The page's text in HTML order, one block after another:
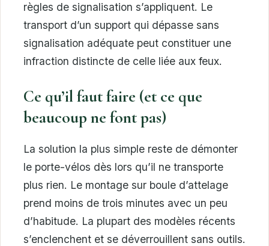
règles de signalisation s’appliquent. Le
transport d’un support qui dépasse sans
signalisation adéquate peut constituer une
infraction distincte de celle liée aux feux.
Ce qu’il faut faire (et ce que
beaucoup ne font pas)
La solution la plus simple reste de démonter
le porte-vélos dès lors qu’il ne transporte
plus rien. Le montage sur boule d’attelage
prend moins de trois minutes avec un peu
d’habitude. La plupart des modèles récents
s’enclenchent et se déverrouillent sans outils.